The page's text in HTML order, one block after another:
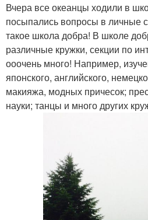
Вчера все океанцы ходили в
посыпались вопросы в личные
такое школа добра! В школе
различные кружки, секции по
ооочень много! Например,
японского, английского,
макияжа, модных причесок;
науки; танцы и много других